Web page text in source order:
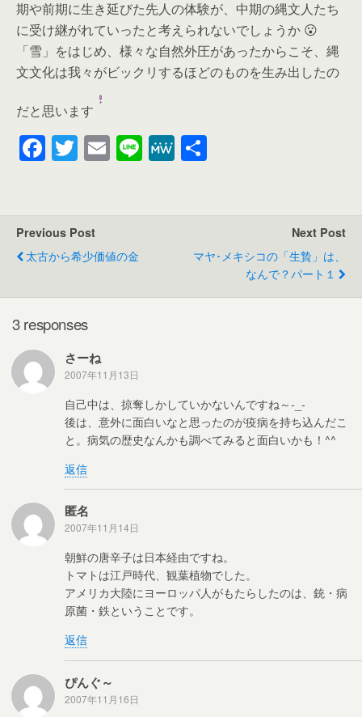
期や前期に生き延びた先人の体験が、中期の縄文人たち
に受け継がれていったと考えられないでしょうか 😮
「雪」をはじめ、様々な自然外圧があったからこそ、縄
文文化は我々がビックリするほどのものを生み出したの
だと思います
F
a
e
b
o
k
T
wi
er
E
m
Li
n
M
e
Previous Post
太古から希少価値の金
Next Post
マヤ･メキシコの「生贄」は、
なんで？パート１
3 responses
さーね
2007年11月13日
自己中は、掠奪しかしていかないんですね～-_-
後は、意外に面白いなと思ったのが疫病を持ち込んだこ
と。病気の歴史なんかも調べてみると面白いかも！^^
返信
匿名
2007年11月14日
朝鮮の唐辛子は日本経由ですね。
トマトは江戸時代、観葉植物でした。
アメリカ大陸にヨーロッパ人がもたらしたのは、銃・病
原菌・鉄ということです。
返信
ぴんぐ～
2007年11月16日